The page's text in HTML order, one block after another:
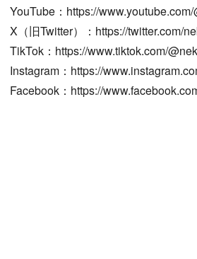
YouTube：https://
X（旧Twitter）：https://twitter.com/
TikTok：https://www.tiktok.com/
Instagram：https://
Facebook：https://